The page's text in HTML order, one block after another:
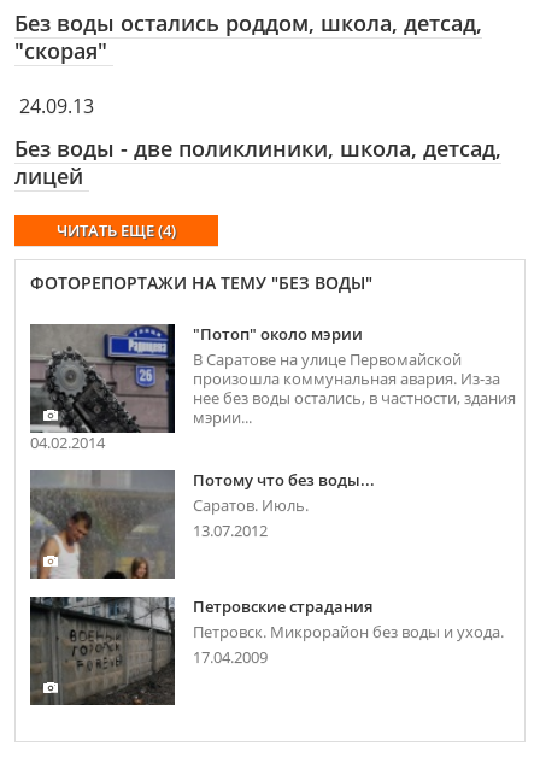
Без воды остались роддом, школа, детсад,
"скорая"
24.09.13
Без воды - две поликлиники, школа, детсад,
лицей
ЧИТАТЬ ЕЩЕ (4)
ФОТОРЕПОРТАЖИ НА ТЕМУ "БЕЗ ВОДЫ"
"Потоп" около мэрии
В Саратове на улице Первомайской
произошла коммунальная авария. Из-за
нее без воды остались, в частности, здания
мэрии...
04.02.2014
Потому что без воды...
Саратов. Июль.
13.07.2012
Петровские страдания
Петровск. Микрорайон без воды и ухода.
17.04.2009